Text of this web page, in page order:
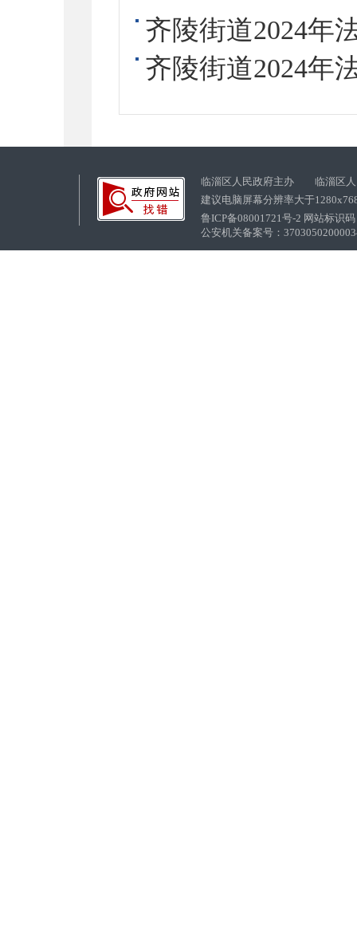
齐陵街道2024年
齐陵街道2024年
临淄区人民政府主办 临淄区人
建议电脑屏幕分辨率大于
鲁ICP备08001721号-2 网站标识
公安机关备案号：